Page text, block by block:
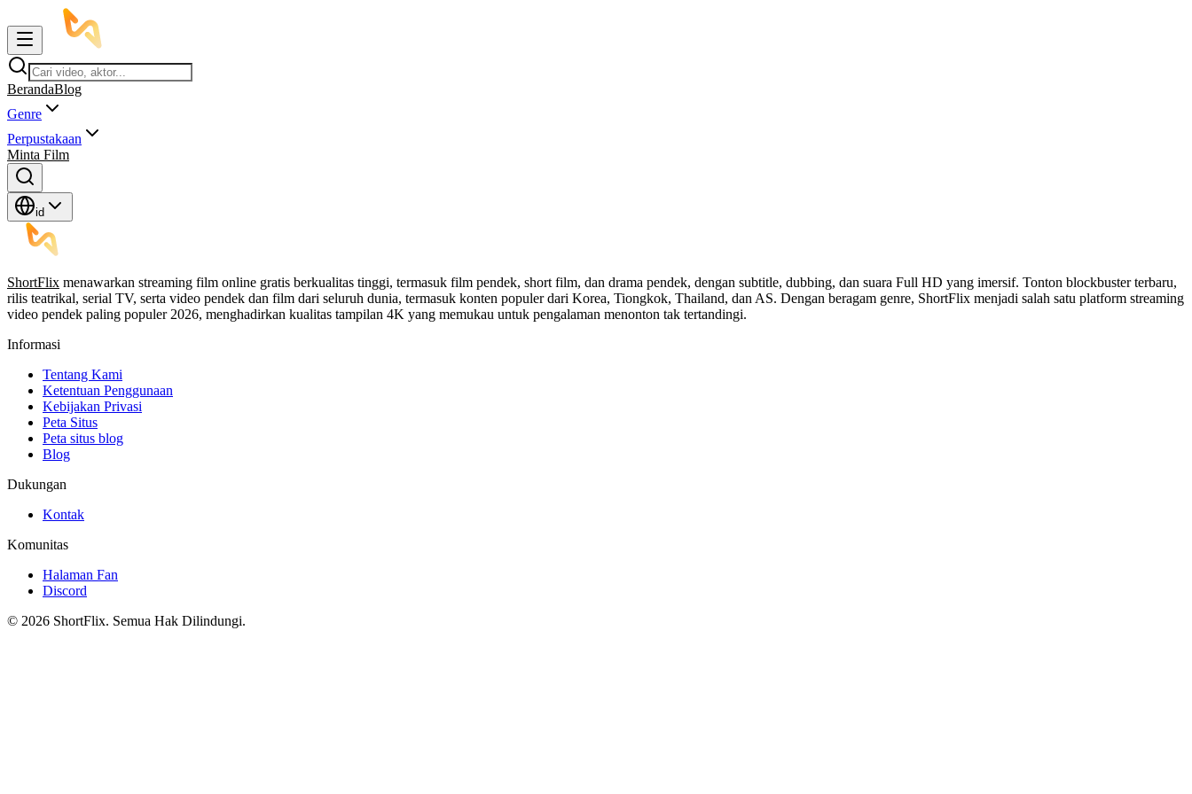
BerandaBlog
Genre
Perpustakaan
Minta Film
id
ShortFlix menawarkan streaming film online gratis berkualitas tinggi, termasuk film pendek, short film, dan drama pendek, dengan subtitle, dubbing, dan suara Full HD yang imersif. Tonton blockbuster terbaru,
rilis teatrikal, serial TV, serta video pendek dan film dari seluruh dunia, termasuk konten populer dari Korea, Tiongkok, Thailand, dan AS. Dengan beragam genre, ShortFlix menjadi salah satu platform streaming
video pendek paling populer 2026, menghadirkan kualitas tampilan 4K yang memukau untuk pengalaman menonton tak tertandingi.
Informasi
Tentang Kami
Ketentuan Penggunaan
Kebijakan Privasi
Peta Situs
Peta situs blog
Blog
Dukungan
Kontak
Komunitas
Halaman Fan
Discord
© 2026 ShortFlix. Semua Hak Dilindungi.